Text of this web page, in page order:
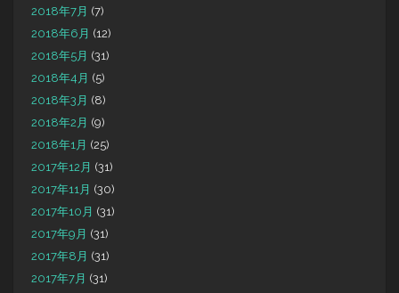
2018年7月 (7)
2018年6月 (12)
2018年5月 (31)
2018年4月 (5)
2018年3月 (8)
2018年2月 (9)
2018年1月 (25)
2017年12月 (31)
2017年11月 (30)
2017年10月 (31)
2017年9月 (31)
2017年8月 (31)
2017年7月 (31)